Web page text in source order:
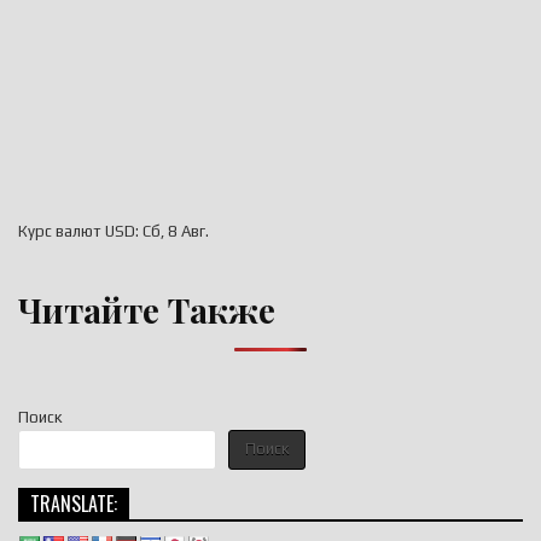
Поиск
Поиск
TRANSLATE:
Курс валют USD: Сб, 8 Авг.
Читайте Также